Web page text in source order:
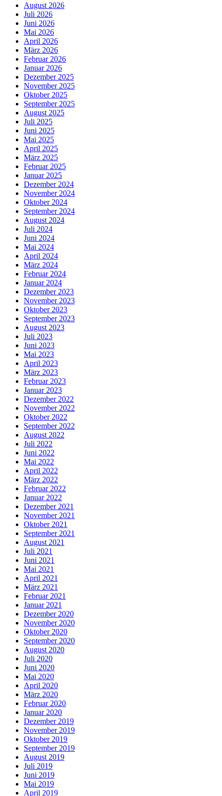
August 2026
Juli 2026
Juni 2026
Mai 2026
April 2026
März 2026
Februar 2026
Januar 2026
Dezember 2025
November 2025
Oktober 2025
September 2025
August 2025
Juli 2025
Juni 2025
Mai 2025
April 2025
März 2025
Februar 2025
Januar 2025
Dezember 2024
November 2024
Oktober 2024
September 2024
August 2024
Juli 2024
Juni 2024
Mai 2024
April 2024
März 2024
Februar 2024
Januar 2024
Dezember 2023
November 2023
Oktober 2023
September 2023
August 2023
Juli 2023
Juni 2023
Mai 2023
April 2023
März 2023
Februar 2023
Januar 2023
Dezember 2022
November 2022
Oktober 2022
September 2022
August 2022
Juli 2022
Juni 2022
Mai 2022
April 2022
März 2022
Februar 2022
Januar 2022
Dezember 2021
November 2021
Oktober 2021
September 2021
August 2021
Juli 2021
Juni 2021
Mai 2021
April 2021
März 2021
Februar 2021
Januar 2021
Dezember 2020
November 2020
Oktober 2020
September 2020
August 2020
Juli 2020
Juni 2020
Mai 2020
April 2020
März 2020
Februar 2020
Januar 2020
Dezember 2019
November 2019
Oktober 2019
September 2019
August 2019
Juli 2019
Juni 2019
Mai 2019
April 2019